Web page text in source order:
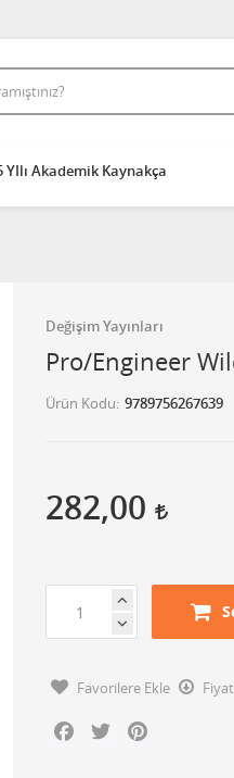
YIlı Akademik Kaynakça
Değişim Yayınları
Pro/Engineer
Ürün Kodu 9789756267639
282,00
Favorilere Ekle
Facebook
Twitter